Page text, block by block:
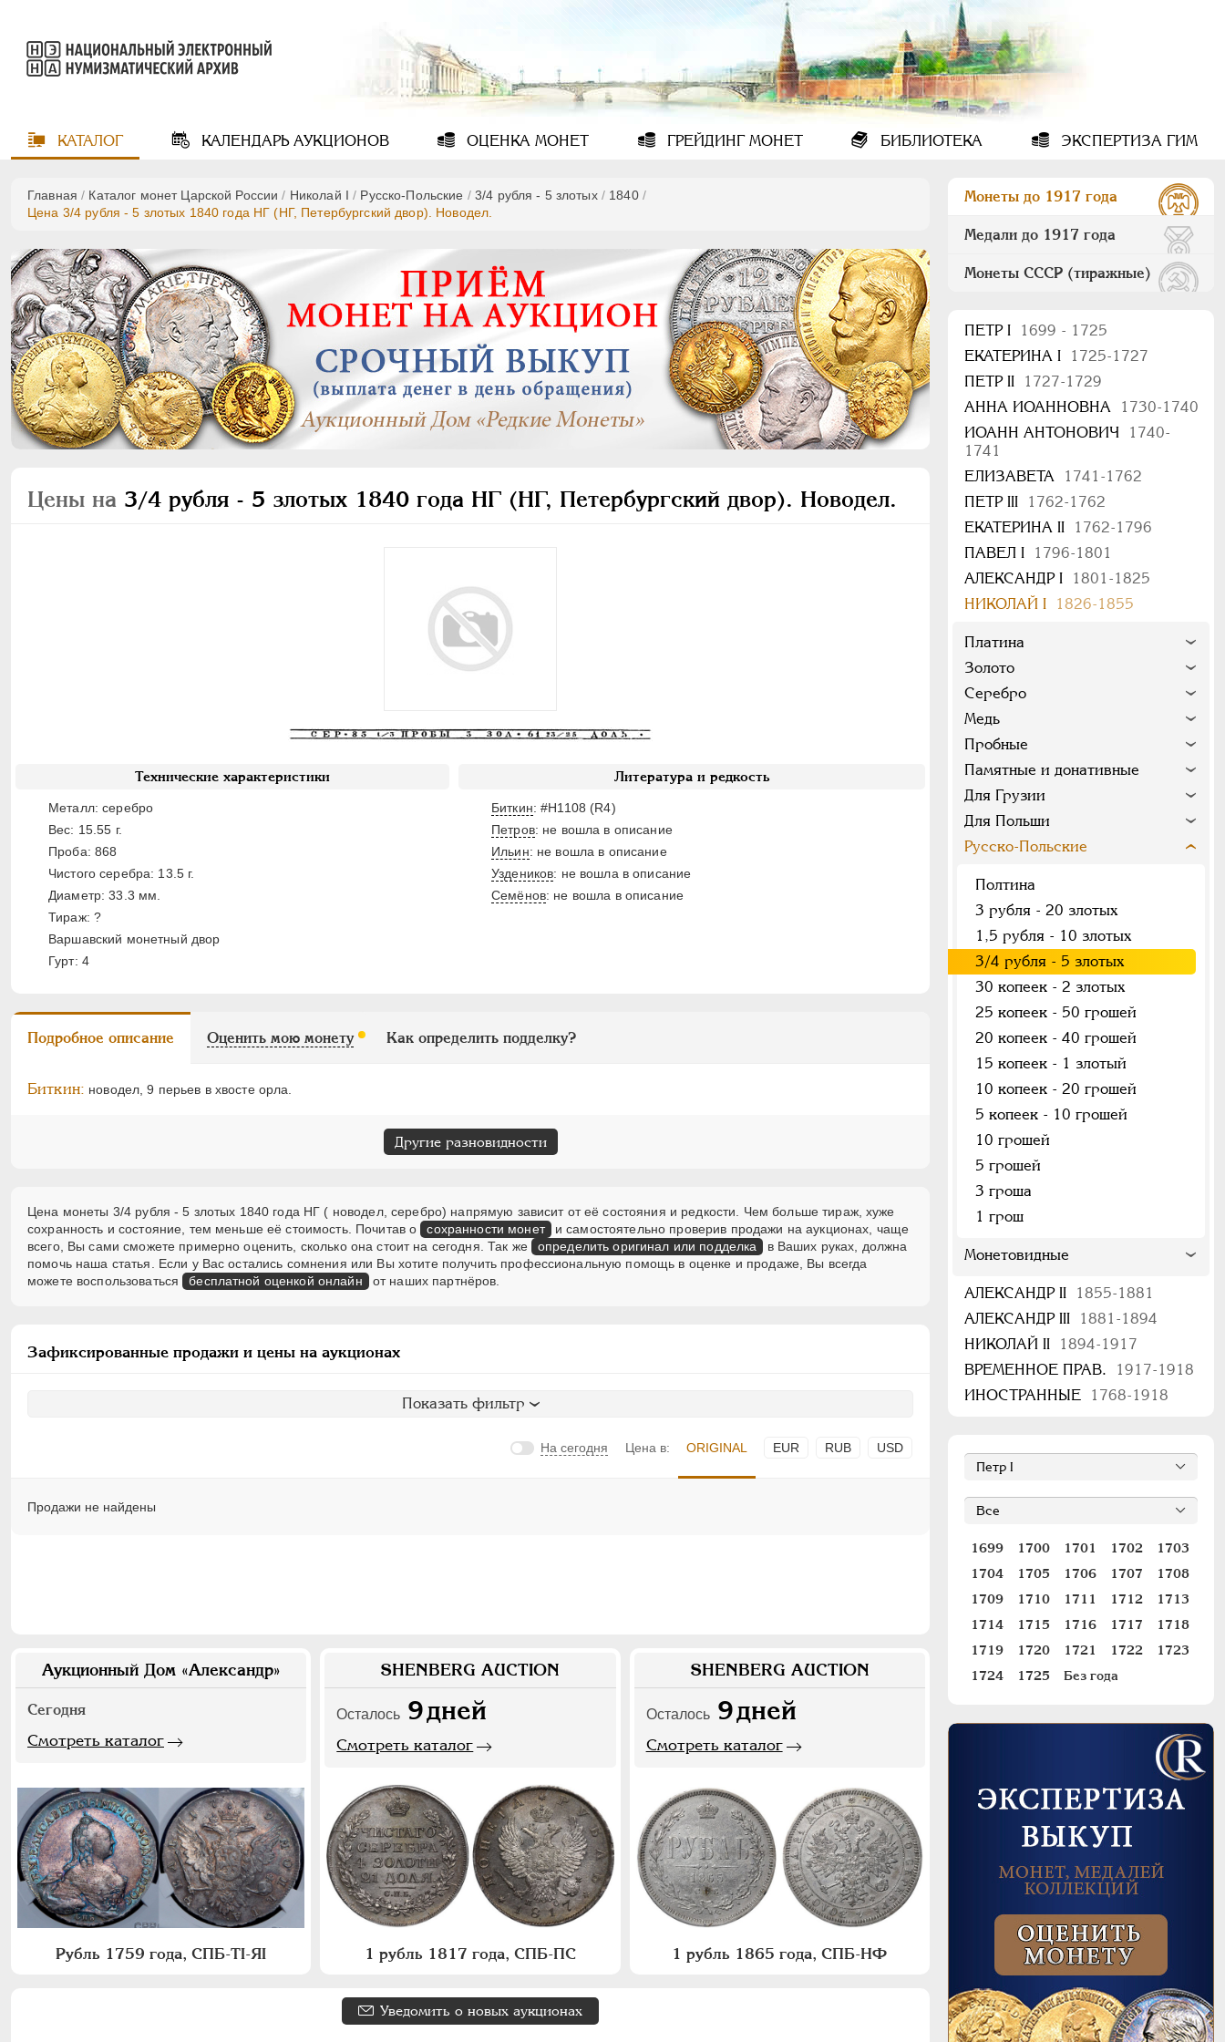
КАТАЛОГ КАЛЕНДАРЬАУКЦИОНОВ ОЦЕНКА МОНЕТ ГРЕЙДИНГМОНЕТ БИБЛИОТЕКА ЭКСПЕРТИЗА ГИМ
Главная / Каталог монет Царской России / Николай I / Русско-Польские / 3/4 рубля - 5 злотых/ 1840/
Цена 3/4 рубля - 5 злотых 1840 года НГ (НГ, Петербургский двор). Новодел.
Цены на 3/4 рубля - 5 злотых 1840 года НГ (НГ, Петербургский двор). Новодел.
Технические характеристики
Металл: серебро
Вес: 15.55 г.
Проба: 868
Чистого серебра: 13.5 г.
Диаметр: 33.3 мм.
Тираж: ?
Варшавский монетный двор
Гурт: 4
Литература и редкость
Биткин: #Н1108 (R4)
Петров: не вошла в описание
Ильин: не вошла в описание
Уздеников: не вошла в описание
Семёнов: не вошла в описание
Подробное описание Оценить мою монету Как определить подделку?
Биткин: новодел, 9 перьев в хвосте орла.
Другие разновидности
Цена монеты 3/4 рубля - 5 злотых 1840 года НГ ( новодел, серебро) напрямую зависит от её состояния и редкости. Чем больше тираж, хуже
сохранность и состояние, тем меньше её стоимость. Почитав о сохранности монет и самостоятельно проверив продажи на аукционах, чаще
всего, Вы сами сможете примерно оценить, сколько она стоит на сегодня. Так же
определить оригинал или подделка
в Ваших руках, должна
помочь наша статья. Если у Вас остались сомнения или Вы хотите получить профессиональную помощь в оценке и продаже, Вы всегда
можете воспользоваться бесплатной оценкой онлайн от наших партнёров.
Зафиксированные продажи и цены на аукционах
Показать фильтр
На сегодня Цена в: ORIGINAL EUR RUB USD
Продажи не найдены
Аукционный Дом «Александр»
Сегодня
Смотреть каталог
Рубль 1759 года, СПБ-ТI-ЯI
SHENBERG AUCTION
Осталось 9дней
Смотреть каталог
1 рубль 1817 года, СПБ-ПС
SHENBERG AUCTION
Осталось 9дней
Смотреть каталог
1 рубль 1865 года, СПБ-НФ
Уведомить о новых аукционах
Монеты до 1917 года
Медали до 1917 года
Монеты СССР (тиражные)
ПEТР I
1699 - 1725
ЕКАТЕРИНА I
1725-1727
ПЕТР II
1727-1729
АННА ИОАННОВНА
1730-1740
ИОАНН АНТОНОВИЧ
1740-
1741
ЕЛИЗАВЕТА
1741-1762
ПЕТР III
1762-1762
ЕКАТЕРИНА II
1762-1796
ПАВЕЛ I
1796-1801
АЛЕКСАНДР I
1801-1825
НИКОЛАЙ I
1826-1855
Платина
Золото
Серебро
Медь
Пробные
Памятные и донативные
Для Грузии
Для Польши
Русско-Польские
Полтина
3 рубля - 20 злотых
1,5 рубля - 10 злотых
3/4 рубля - 5 злотых
30 копеек - 2 злотых
25 копеек - 50 грошей
20 копеек - 40 грошей
15 копеек - 1 злотый
10 копеек - 20 грошей
5 копеек - 10 грошей
10 грошей
5 грошей
3 гроша
1 грош
Монетовидные
АЛЕКСАНДР II
1855-1881
АЛЕКСАНДР III
1881-1894
НИКОЛАЙ II
1894-1917
ВРЕМЕННОЕ ПРАВ.
1917-1918
ИНОСТРАННЫЕ
1768-1918
1699 1700 1701 1702
1703
1704
1705 1706 1707
1708
1709
1710 1711 1712
1713
1714
1715 1716 1717
1718
1719
1720 1721 1722
1723
1724
1725 Без года